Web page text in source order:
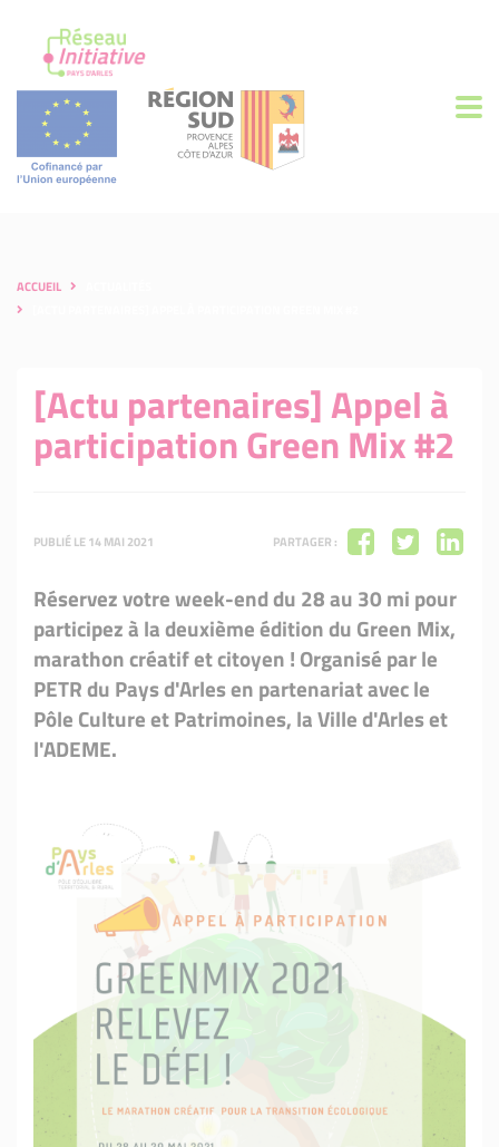
ACCUEIL
[Actu partenaires] Appel à
participation Green Mix #2
PUBLIÉ LE 14 MAI 2021 PARTAGER :
Réservez votre week-end du 28 au 30 mi pour
participez à la deuxième édition du Green Mix,
marathon créatif et citoyen ! Organisé par le
PETR du Pays d'Arles en partenariat avec le
Pôle Culture et Patrimoines, la Ville d'Arles et
l'ADEME.